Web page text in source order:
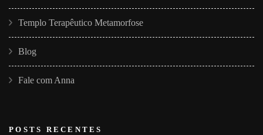
Templo Terapêutico Metamorfose
Blog
Fale com Anna
POSTS RECENTES